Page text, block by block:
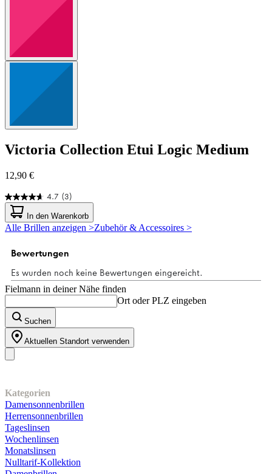
Victoria Collection
12,90 €
4.7
von
5
Bewertungen
Fielmann in deiner Nähe finden
Suchen